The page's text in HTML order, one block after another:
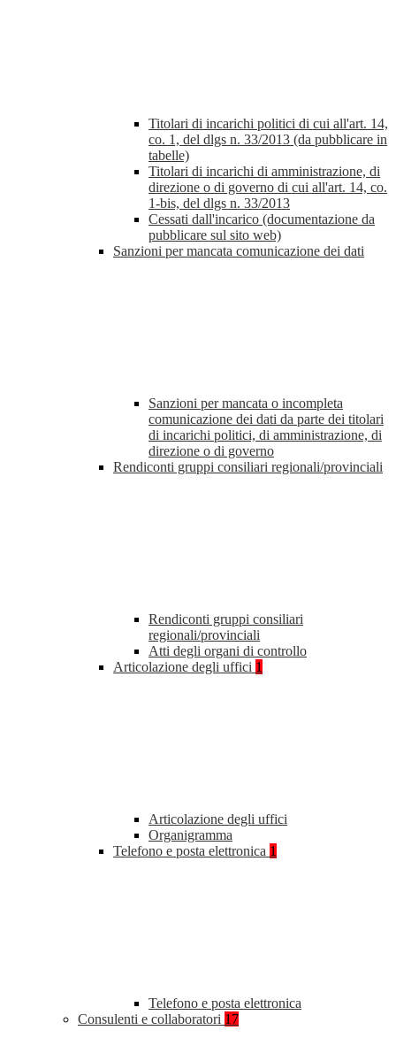
Titolari di incarichi politici di cui all'art. 14,
co. 1, del dlgs n. 33/2013 (da pubblicare in
tabelle)
Titolari di incarichi di amministrazione, di
direzione o di governo di cui all'art. 14, co.
1-bis, del dlgs n. 33/2013
Cessati dall'incarico (documentazione da
pubblicare sul sito web)
Sanzioni per mancata comunicazione dei dati
Sanzioni per mancata o incompleta
comunicazione dei dati da parte dei titolari
di incarichi politici, di amministrazione, di
direzione o di governo
Rendiconti gruppi consiliari regionali/provinciali
Rendiconti gruppi consiliari
regionali/provinciali
Atti degli organi di controllo
Articolazione degli uffici 1
Articolazione degli uffici
Organigramma
Telefono e posta elettronica 1
Telefono e posta elettronica
Consulenti e collaboratori 17